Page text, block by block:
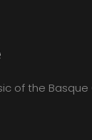
of the